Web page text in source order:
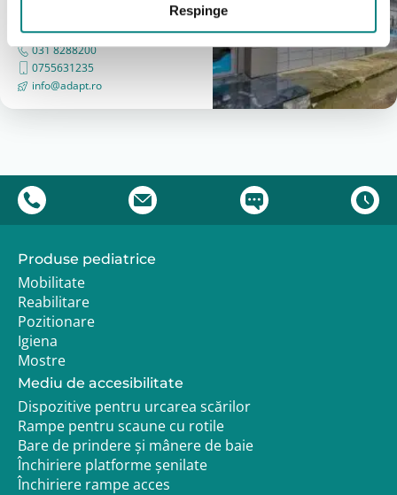
Respinge
Distribuire uniforma a presiunii
Confort sporit in utilizare prelungita
Usor de montat si indepartat
Greutate redusa si intretinere usoara
Utilizare indelungata a caruciorului
Nevoia de confort suplimentar
Plimbari zilnice sau deplasari frecvente
Compatibilitate
Compatibila cu carucioarele Nova si Nova Evo.
Integrare in configuratia caruciorului
Perna elastico face parte din categoria accesoriilor de
confort. Poate fi utilizata impreuna cu alte sisteme de
pozitionare sau accesorii, in functie de nevoile
copilului.
Garantie si livrare
Produsul beneficiaza de garantia legala de
conformitate pentru defecte de fabricatie.
(Vezi Google reviews)
Bulevardul Iuliu Maniu 7-11
031 8288200
0755631235
info@adapt.ro
Produse pediatrice
Mobilitate
Reabilitare
Pozitionare
Igiena
Mostre
Mediu de accesibilitate
Dispozitive pentru urcarea scărilor
Rampe pentru scaune cu rotile
Bare de prindere și mânere de baie
Închiriere platforme șenilate
Închiriere rampe acces